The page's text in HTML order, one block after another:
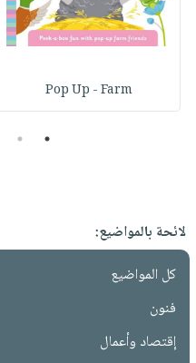
Pop Up - Farm
1
2
لائحة بالمواضيع:
كل المواضيع
فنون
إقتصاد وأعمال